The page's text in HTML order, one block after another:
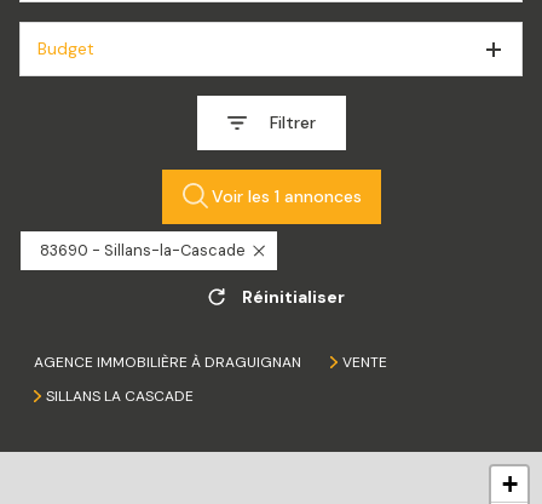
Budget
Filtrer
Voir les 1annonces
83690 - Sillans-la-Cascade
Réinitialiser
AGENCE IMMOBILIÈRE À DRAGUIGNAN
VENTE
SILLANS LA CASCADE
+